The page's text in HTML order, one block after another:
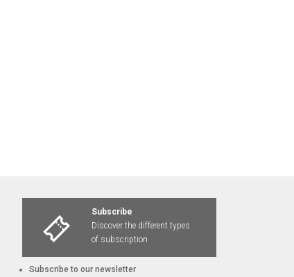
Subscribe
Discover the different types
of subscription
Subscribe to our newsletter